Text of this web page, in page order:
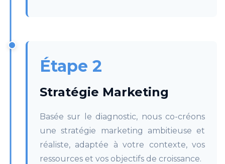
Étape 2
Stratégie Marketing
Basée sur le diagnostic, nous co-créons
une stratégie marketing ambitieuse et
réaliste, adaptée à votre contexte, vos
ressources et vos objectifs de croissance.